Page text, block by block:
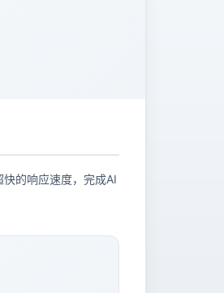
的响应速度，完成AI